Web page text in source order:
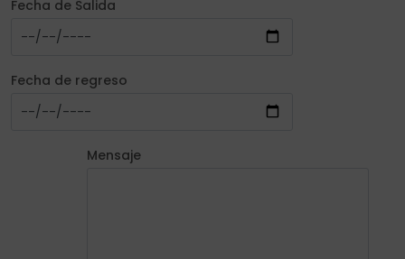
Fecha de Salida
Fecha de regreso
Mensaje